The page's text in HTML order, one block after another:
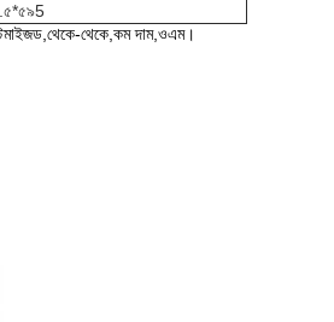
থেকে,কম দাম,ওএম।